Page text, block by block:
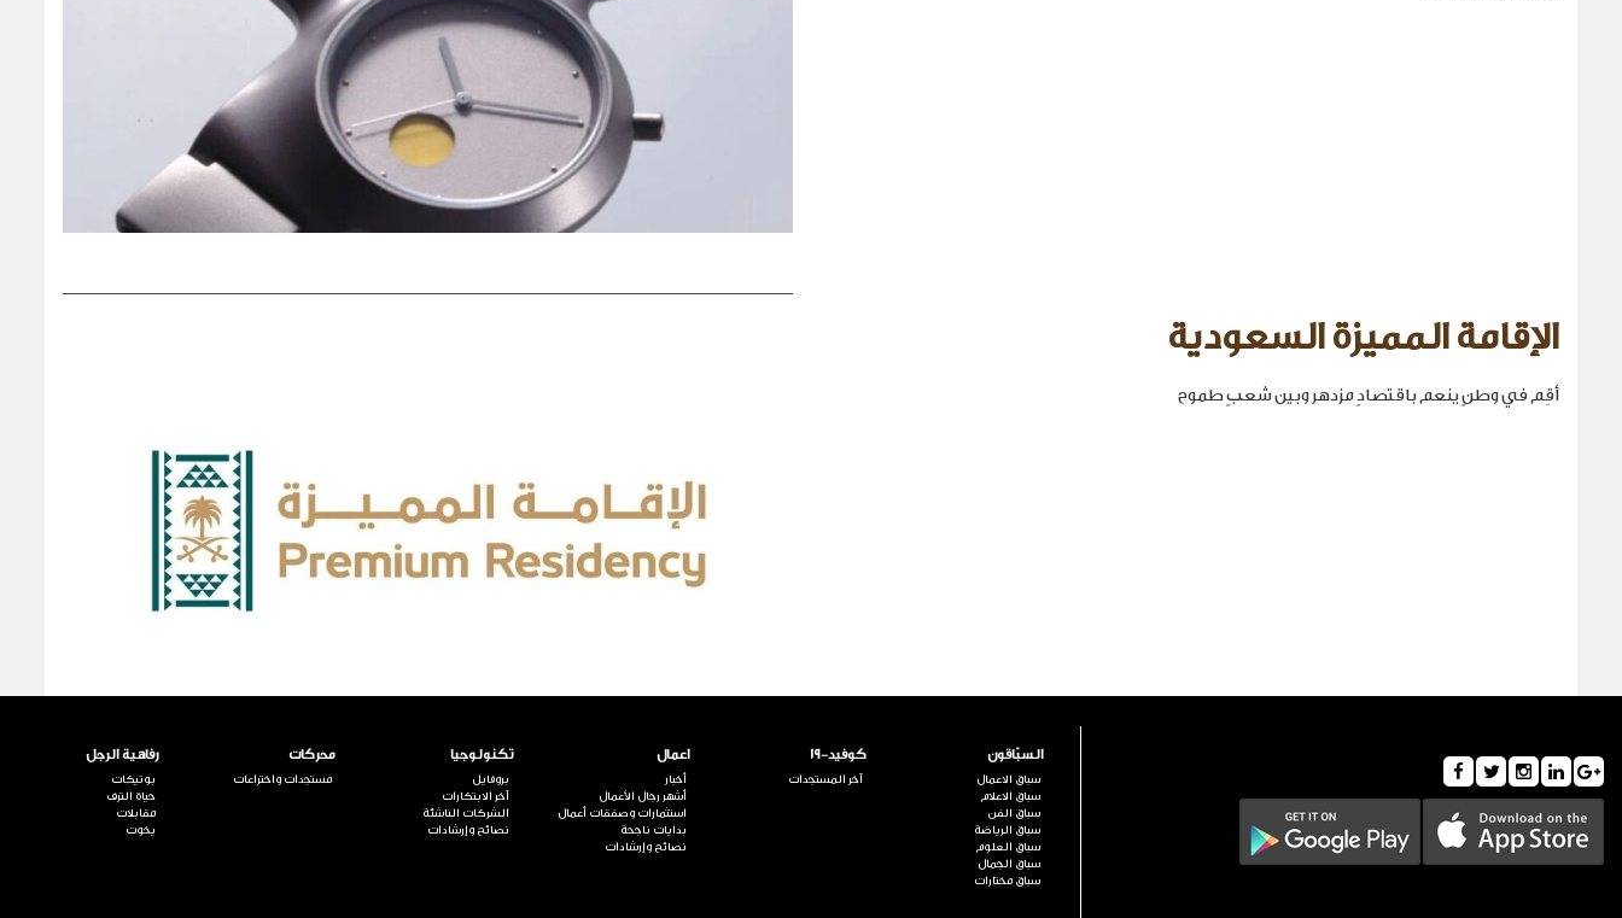
الإقامة المميزة السعودية
أقِم في وطنٍ ينعم باقتصادٍ مزدهر وبين شعبٍ طموح
السبّاقون
سباق الاعمال
سباق الاعلام
سباق الفن
سباق الرياضة
سباق العلوم
سباق الجمال
سباق مختارات
كوفيد-19
آخر المستجدات
اعمال
أخبار
أشهر رجال الأعمال
استثمارات وصفقات أعمال
بدايات ناجحة
نصائح وإرشادات
تكنولوجيا
بروفايل
آخر الابتكارات
الشركات الناشئة
نصائح وإرشادات
محركات
مستجدات واختراعات
رفاهية الرجل
بوتيكات
حياة الترف
مقابلات
يخوت